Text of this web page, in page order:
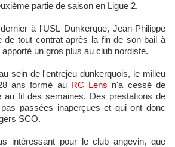
partie de saison en Ligue 2.
à l'USL Dunkerque, Jean-Philippe
de tout contrat après la fin de son bail à
un gros plus au club nordiste.
sein de l'entrejeu dunkerquois, le milieu
ans formé au RC Lens n'a cessé de
au fil des semaines. Des prestations de
passées inaperçues et qui ont donc
SCO.
intéressant pour le club angevin, que